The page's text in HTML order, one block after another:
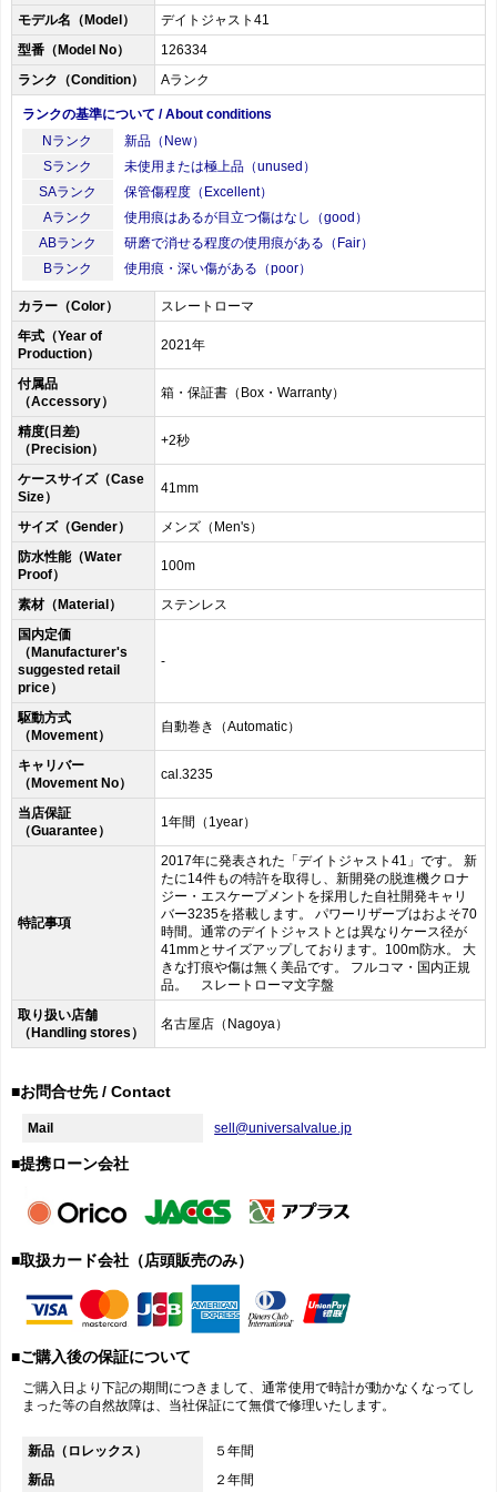
モデル名（Model）
デイトジャスト41
型番（Model No）
126334
ランク（Condition）
Aランク
ランクの基準について / About conditions
Nランク
新品（New）
Sランク
未使用または極上品（unused）
SAランク
保管傷程度（Excellent）
Aランク
使用痕はあるが目立つ傷はなし（good）
ABランク
研磨で消せる程度の使用痕がある（Fair）
Bランク
使用痕・深い傷がある（poor）
カラー（Color）
スレートローマ
年式（Year of
Production）
2021年
付属品
（Accessory）
箱・保証書（Box・Warranty）
精度(日差)
（Precision）
+2秒
ケースサイズ（Case
Size）
41mm
サイズ（Gender）
メンズ（Men's）
防水性能（Water
Proof）
100m
素材（Material）
ステンレス
国内定価
（Manufacturer's
suggested retail
price）
-
駆動方式
（Movement）
自動巻き（Automatic）
キャリバー
（Movement No）
cal.3235
当店保証
（Guarantee）
1年間（1year）
特記事項
2017年に発表された「デイトジャスト41」です。 新
たに14件もの特許を取得し、新開発の脱進機クロナ
ジー・エスケープメントを採用した自社開発キャリ
バー3235を搭載します。 パワーリザーブはおよそ70
時間。通常のデイトジャストとは異なりケース径が
41mmとサイズアップしております。100m防水。 大
きな打痕や傷は無く美品です。 フルコマ・国内正規
品。 スレートローマ文字盤
取り扱い店舗
（Handling stores）
名古屋店（Nagoya）
■お問合せ先 / Contact
Mail sell@universalvalue.jp
■提携ローン会社
■取扱カード会社（店頭販売のみ）
■ご購入後の保証について
ご購入日より下記の期間につきまして、通常使用で時計が動かなくなってし
まった等の自然故障は、当社保証にて無償で修理いたします。
新品（ロレックス）
５年間
新品
２年間